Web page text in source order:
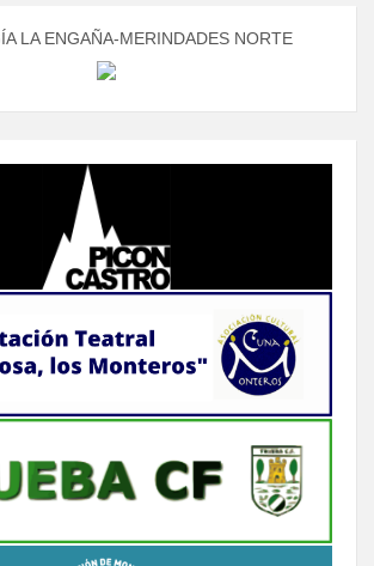
LA ENGAÑA-MERINDADES NORTE